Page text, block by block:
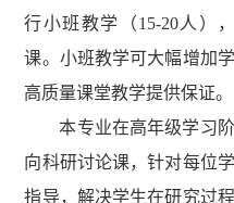
行小班教学（15-20人）
课。小班教学可大幅增加
高质量课堂教学提供保证。
本专业在高年级学习
向科研讨论课，针对每位
指导，解决学生在研究过